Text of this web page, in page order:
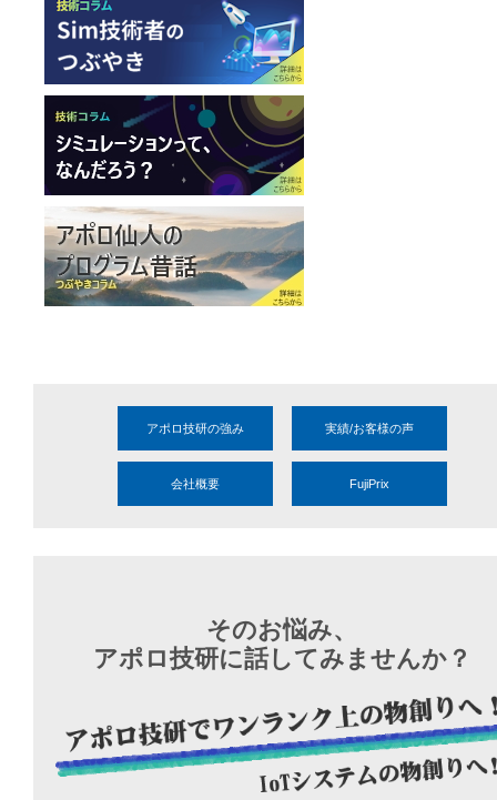
アポロ技研の強み 実績/お客様の声
会社概要 FujiPrix
そのお悩み、
アポロ技研に話してみませんか？